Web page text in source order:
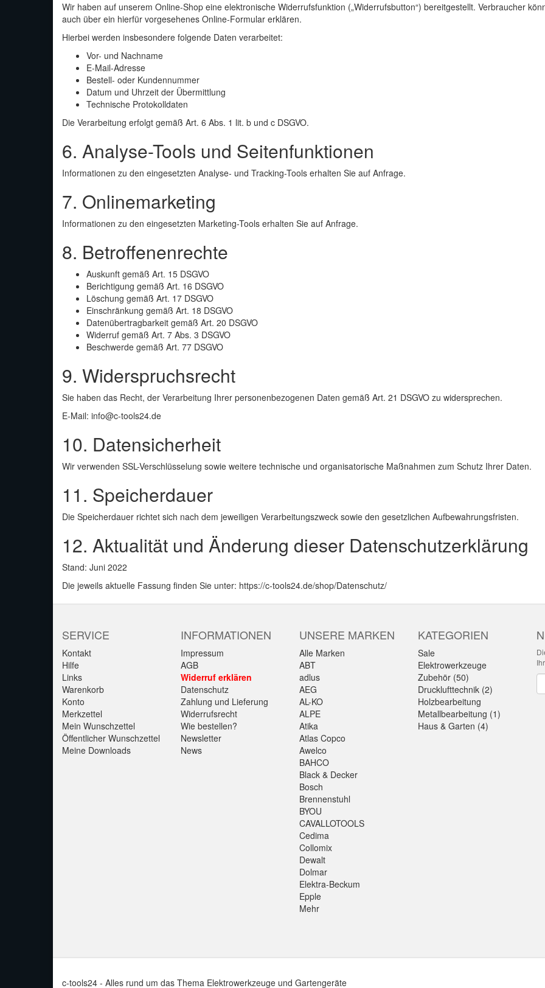
Wir haben auf unserem Online-Shop eine elektronische Widerrufsfunktion („Widerrufsbutton“) bereitgestellt. Verbraucher
auch über ein hierfür vorgesehenes Online-Formular erklären.
Hierbei werden insbesondere folgende Daten verarbeitet:
Vor- und Nachname
E-Mail-Adresse
Bestell- oder Kundennummer
Datum und Uhrzeit der Übermittlung
Technische Protokolldaten
Die Verarbeitung erfolgt gemäß Art. 6 Abs. 1 lit. b und c DSGVO.
6. Analyse-Tools und Seitenfunktionen
Informationen zu den eingesetzten Analyse- und Tracking-Tools erhalten Sie auf Anfrage.
7. Onlinemarketing
Informationen zu den eingesetzten Marketing-Tools erhalten Sie auf Anfrage.
8. Betroffenenrechte
Auskunft gemäß Art. 15 DSGVO
Berichtigung gemäß Art. 16 DSGVO
Löschung gemäß Art. 17 DSGVO
Einschränkung gemäß Art. 18 DSGVO
Datenübertragbarkeit gemäß Art. 20 DSGVO
Widerruf gemäß Art. 7 Abs. 3 DSGVO
Beschwerde gemäß Art. 77 DSGVO
9. Widerspruchsrecht
Sie haben das Recht, der Verarbeitung Ihrer personenbezogenen Daten gemäß Art. 21 DSGVO zu widersprechen.
E-Mail: info@c-tools24.de
10. Datensicherheit
Wir verwenden SSL-Verschlüsselung sowie weitere technische und organisatorische Maßnahmen zum Schutz Ihrer Daten.
11. Speicherdauer
Die Speicherdauer richtet sich nach dem jeweiligen Verarbeitungszweck sowie den gesetzlichen Aufbewahrungsfristen.
12. Aktualität und Änderung dieser Datenschutzerklärung
Stand: Juni 2022
Die jeweils aktuelle Fassung finden Sie unter: https://c-tools24.de/shop/Datenschutz/
SERVICE
Kontakt
Hilfe
Links
Warenkorb
Konto
Merkzettel
Mein Wunschzettel
Öffentlicher Wunschzettel
Meine Downloads
INFORMATIONEN
Impressum
AGB
Widerruf erklären
Datenschutz
Zahlung und Lieferung
Widerrufsrecht
Wie bestellen?
Newsletter
News
UNSERE MARKEN
Alle Marken
ABT
adlus
AEG
AL-KO
ALPE
Atika
Atlas Copco
Awelco
BAHCO
Black & Decker
Bosch
Brennenstuhl
BYOU
CAVALLOTOOLS
Cedima
Collomix
Dewalt
Dolmar
Elektra-Beckum
Epple
Mehr
KATEGORIEN
Sale
Elektrowerkzeuge
Zubehör (50)
Drucklufttechnik (2)
Holzbearbeitung
Metallbearbeitung (1)
Haus & Garten (4)
c-tools24 - Alles rund um das Thema Elektrowerkzeuge und Gartengeräte